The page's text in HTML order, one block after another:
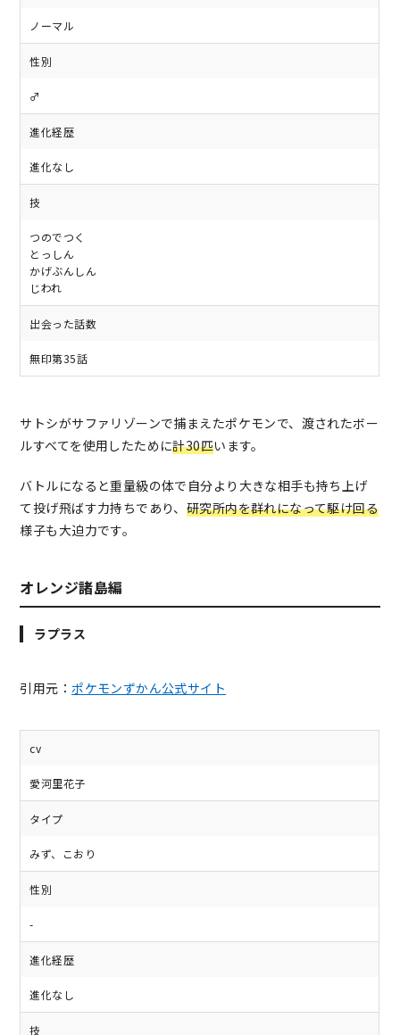
ノーマル
性別
♂
進化経歴
進化なし
技
つのでつく
とっしん
かげぶんしん
じわれ
出会った話数
無印第35話
サトシがサファリゾーンで捕まえたポケモンで、渡されたボー
ルすべてを使用したために計30匹います。
バトルになると重量級の体で自分より大きな相手も持ち上げ
て投げ飛ばす力持ちであり、 研究所内を群れになって駆け回る
様子も大迫力です。
オレンジ諸島編
ラプラス
引用元：ポケモンずかん公式サイト
cv
愛河里花子
タイプ
みず、こおり
性別
-
進化経歴
進化なし
技